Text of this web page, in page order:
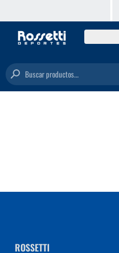
Buscar productos...
ROSSETTI